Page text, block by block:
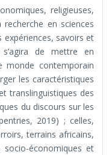
religieuses,
en sciences
savoirs et
de mettre en
monde contemporain
les caractéristiques
translinguistiques des
du discours sur les
2019) ; celles,
terrains africains,
socio-économiques et